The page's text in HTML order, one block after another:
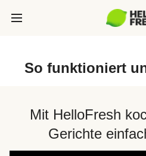
So funktioniert
Mit HelloFresh
Gerichte